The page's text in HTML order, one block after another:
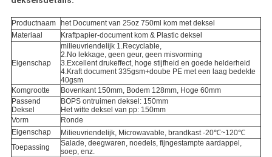
Productnaam
het Document van 25oz 750ml kom met deksel
Materiaal
Kraftpapier-document kom & Plastic deksel
Eigenschap
milieuvriendelijk 1.Recyclable,
2.No lekkage, geen geur, geen misvorming
3.Excellent drukeffect, hoge stijfheid en goede helderheid
4.Kraft document 335gsm+doube PE met een laag bedekte
40gsm
Komgrootte
Bovenkant 150mm, Bodem 128mm, Hoge 60mm
Passend
Deksel
BOPS ontruimen deksel: 150mm
Het witte deksel van pp: 150mm
Vorm
Ronde
Eigenschap
Milieuvriendelijk, Microwavable, brandkast -20℃~120℃
Toepassing
Salade, deegwaren, noedels, fijngestampte aardappel,
soep, enz.